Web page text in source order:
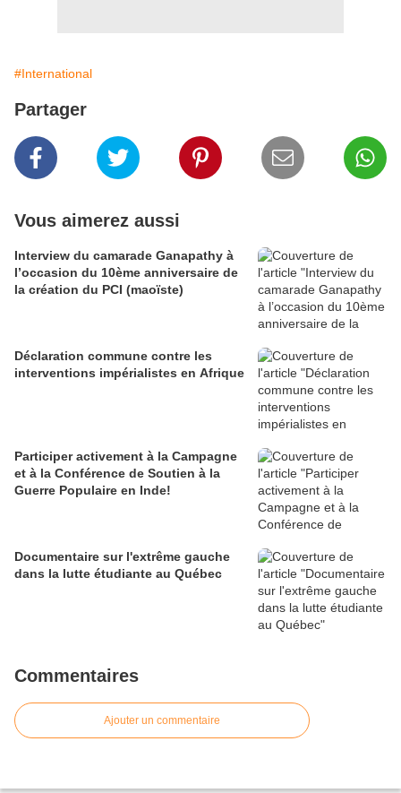
#International
Partager
Vous aimerez aussi
Interview du camarade Ganapathy à
l’occasion du 10ème anniversaire de
la création du PCI (maoïste)
Déclaration commune contre les
interventions impérialistes en Afrique
Participer activement à la Campagne
et à la Conférence de Soutien à la
Guerre Populaire en Inde!
Documentaire sur l'extrême gauche
dans la lutte étudiante au Québec
Commentaires
Ajouter un commentaire